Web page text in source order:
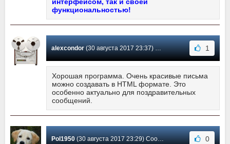
интерфейсом, так и своей
функциональностью!
alexcondor(30 августа 2017 23:37) Сообщение #100 1
Хорошая программа. Очень красивые письма
можно создавать в HTML формате. Это
особенно актуально для поздравительных
сообщений.
Pol1950(30 августа 2017 23:29) Сообщение #99 0